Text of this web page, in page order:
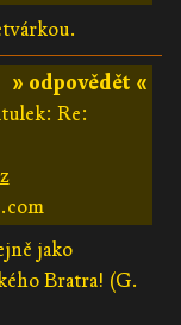
» odpovědět «
Re:
jako
Bratra! (G.